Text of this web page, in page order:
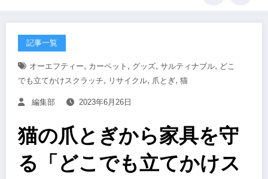
記事一覧
オーエフティー, カーペット , グッズ, サルティナブル, どこ
でも立てかけスクラッチ, リサイクル, 爪とぎ, 猫
編集部 2023年6月26日
猫の爪とぎから家具を守
る「どこでも立てかけス